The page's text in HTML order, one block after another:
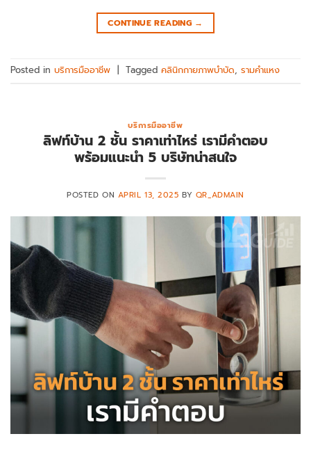
CONTINUE READING →
Posted in บริการมืออาชีพ | Tagged คลินิกกายภาพบำบัด, รามคำแหง
บริการมืออาชีพ
ลิฟท์บ้าน 2 ชั้น ราคาเท่าไหร่ เรามีคำตอบ
พร้อมแนะนำ 5 บริษัทน่าสนใจ
POSTED ON APRIL 13, 2025 BY QR_ADMAIN